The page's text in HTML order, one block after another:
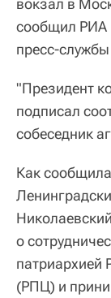
вокзал в
сообщил РИА
пресс-
"Президент
подписал
собеседник
Как
о
патриархией
(РПЦ) и